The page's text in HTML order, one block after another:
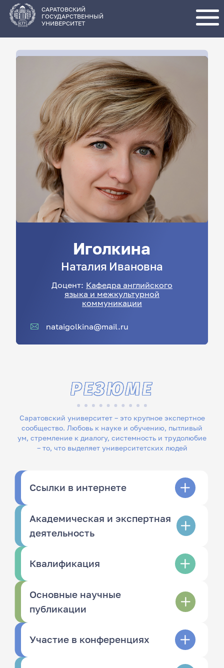
основному
содержанию
САРАТОВСКИЙ
ГОСУДАРСТВЕННЫЙ
УНИВЕРСИТЕТ
Иголкина
Наталия Ивановна
Доцент: Кафедра английского
языка и межкультурной
коммуникации
nataigolkina@mail.ru
Саратовский университет – это крупное экспертное
сообщество. Любовь к науке и обучению, пытливый
ум, стремление к диалогу, системность и трудолюбие
– то, что выделяет университетских людей
РЕЗЮМЕ
Ссылки в интернете
Академическая и экспертная
деятельность
Квалификация
Основные научные
публикации
Участие в конференциях